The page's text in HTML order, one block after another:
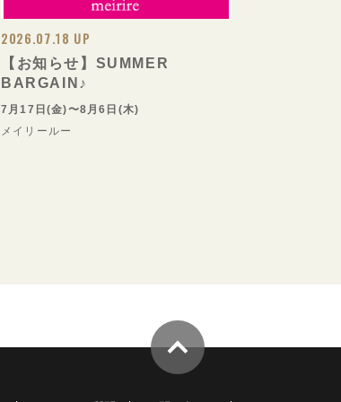
2026.07.18 UP
【お知らせ】SUMMER
BARGAIN♪
7月17日(金)〜8月6日(木)
メイリールー